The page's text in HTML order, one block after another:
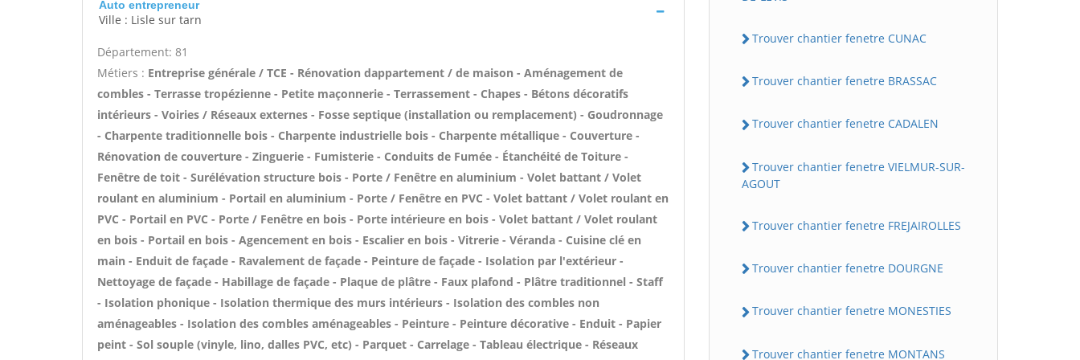
Auto entrepreneur
Ville : Lisle sur tarn
Département: 81
Métiers : Entreprise générale / TCE - Rénovation dappartement / de maison - Aménagement de
combles - Terrasse tropézienne - Petite maçonnerie - Terrassement - Chapes - Bétons décoratifs
intérieurs - Voiries / Réseaux externes - Fosse septique (installation ou remplacement) - Goudronnage
- Charpente traditionnelle bois - Charpente industrielle bois - Charpente métallique - Couverture -
Rénovation de couverture - Zinguerie - Fumisterie - Conduits de Fumée - Étanchéité de Toiture -
Fenêtre de toit - Surélévation structure bois - Porte / Fenêtre en aluminium - Volet battant / Volet
roulant en aluminium - Portail en aluminium - Porte / Fenêtre en PVC - Volet battant / Volet roulant en
PVC - Portail en PVC - Porte / Fenêtre en bois - Porte intérieure en bois - Volet battant / Volet roulant
en bois - Portail en bois - Agencement en bois - Escalier en bois - Vitrerie - Véranda - Cuisine clé en
main - Enduit de façade - Ravalement de façade - Peinture de façade - Isolation par l'extérieur -
Nettoyage de façade - Habillage de façade - Plaque de plâtre - Faux plafond - Plâtre traditionnel - Staff
- Isolation phonique - Isolation thermique des murs intérieurs - Isolation des combles non
aménageables - Isolation des combles aménageables - Peinture - Peinture décorative - Enduit - Papier
peint - Sol souple (vinyle, lino, dalles PVC, etc) - Parquet - Carrelage - Tableau électrique - Réseaux
Trouver chantier fenetre CUNAC
Trouver chantier fenetre BRASSAC
Trouver chantier fenetre CADALEN
Trouver chantier fenetre VIELMUR-SUR-
AGOUT
Trouver chantier fenetre FREJAIROLLES
Trouver chantier fenetre DOURGNE
Trouver chantier fenetre MONESTIES
Trouver chantier fenetre MONTANS